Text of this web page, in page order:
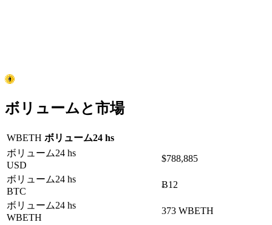
ボリュームと市場
WBETH ボリューム24 hs
ボリューム24 hs
USD
$788,885
ボリューム24 hs
BTC
Ƀ12
ボリューム24 hs
WBETH
373 WBETH